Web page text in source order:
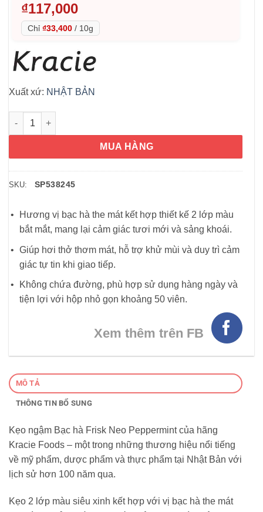
₫117,000
Chỉ ₫33,400 / 10g
Xuất xứ: NHẬT BẢN
Kẹo ngậm Bạc hà Frisk Neo Peppermint 35g số lượng
MUA HÀNG
SKU: SP538245
Hương vị bạc hà the mát kết hợp thiết kế 2 lớp màu
bắt mắt, mang lại cảm giác tươi mới và sảng khoái.
Giúp hơi thở thơm mát, hỗ trợ khử mùi và duy trì cảm
giác tự tin khi giao tiếp.
Không chứa đường, phù hợp sử dụng hàng ngày và
tiện lợi với hộp nhỏ gọn khoảng 50 viên.
Xem thêm trên FB
MÔ TẢ
THÔNG TIN BỔ SUNG
Kẹo ngậm Bạc hà Frisk Neo Peppermint của hãng
Kracie Foods – một trong những thương hiệu nổi tiếng
về mỹ phẩm, dược phẩm và thực phẩm tại Nhật Bản với
lịch sử hơn 100 năm qua.
Kẹo 2 lớp màu siêu xinh kết hợp với vị bạc hà the mát